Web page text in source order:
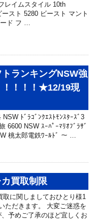
イムスタイル 10th
スト 5280 ビースト マント
ード フ …
ランキングNSW強
！！！！★12/19現
ﾄﾞﾗｺﾞﾝｸｴｽﾄﾓﾝｽﾀｰｽﾞ3
6600 NSW ｽｰﾊﾟｰﾏﾘｵﾌﾞﾗｻﾞ
桃太郎電鉄ﾜｰﾙﾄﾞ ～ …
買取制限
取に関しましておひとり様1
ただきます。 大変ご迷惑を
予めご了承のほど宜しくお